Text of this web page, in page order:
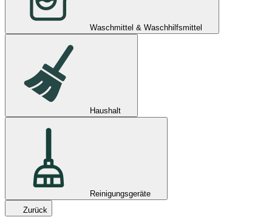
Waschmittel & Waschhilfsmittel
Haushalt
Reinigungsgeräte
Zurück